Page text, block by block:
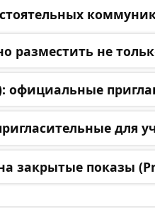
разместить не
официальные
для
закрытые показы